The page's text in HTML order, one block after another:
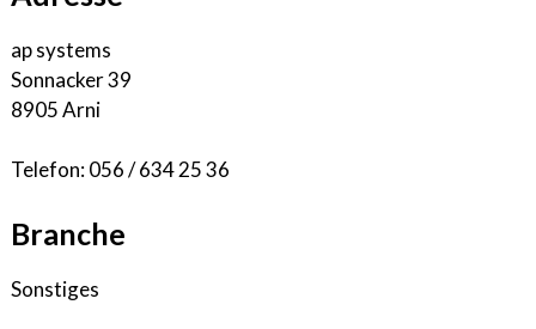
ap systems
Sonnacker 39
8905 Arni
Telefon:056 / 634 25 36
Branche
Sonstiges